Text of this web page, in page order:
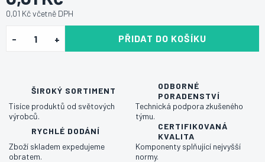
0,01 Kč včetně DPH
PŘIDAT DO KOŠÍKU
ŠIROKÝ SORTIMENT
Tisíce produktů od světových
výrobců.
ODBORNÉ
PORADENSTVÍ
Technická podpora zkušeného
týmu.
RYCHLÉ DODÁNÍ
Zboží skladem expedujeme
obratem.
CERTIFIKOVANÁ
KVALITA
Komponenty splňující nejvyšší
normy.